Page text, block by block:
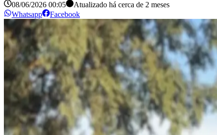
08/06/2026 00:05
Atualizado há cerca de 2 meses
Whatsapp
Facebook